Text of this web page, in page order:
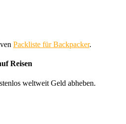
Packliste für Backpacker.
Reisen
weltweit Geld abheben.